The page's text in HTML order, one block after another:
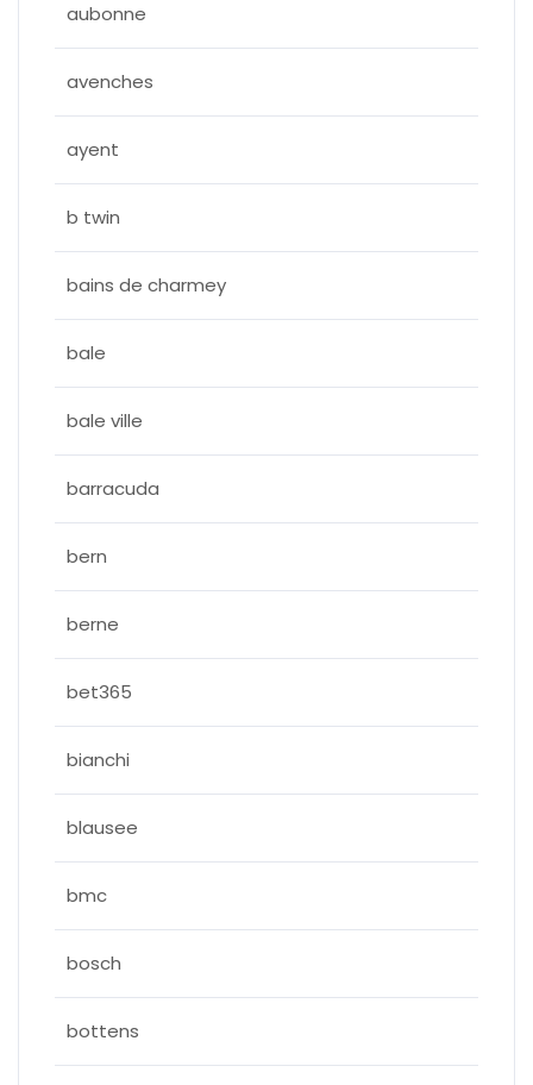
aubonne
avenches
ayent
b twin
bains de charmey
bale
bale ville
barracuda
bern
berne
bet365
bianchi
blausee
bmc
bosch
bottens